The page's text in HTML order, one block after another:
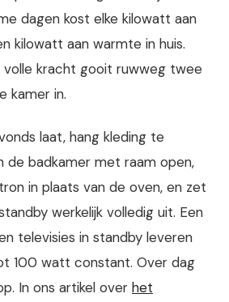
dagen kost elke kilowatt aan
kilowatt aan warmte in huis.
volle kracht gooit ruwweg twee
kamer in.
laat, hang kleding te
de badkamer met raam open,
in plaats van de oven, en zet
werkelijk volledig uit. Een
televisies in standby leveren
100 watt constant. Over dag
In ons artikel over het